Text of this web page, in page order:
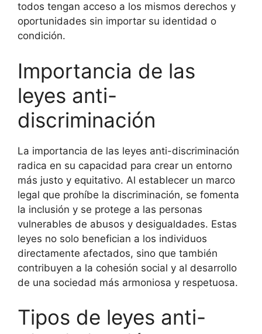
todos tengan acceso a los mismos derechos y
oportunidades sin importar su identidad o
condición.
Importancia de las
leyes anti-
discriminación
La importancia de las leyes anti-discriminación
radica en su capacidad para crear un entorno
más justo y equitativo. Al establecer un marco
legal que prohíbe la discriminación, se fomenta
la inclusión y se protege a las personas
vulnerables de abusos y desigualdades. Estas
leyes no solo benefician a los individuos
directamente afectados, sino que también
contribuyen a la cohesión social y al desarrollo
de una sociedad más armoniosa y respetuosa.
Tipos de leyes anti-